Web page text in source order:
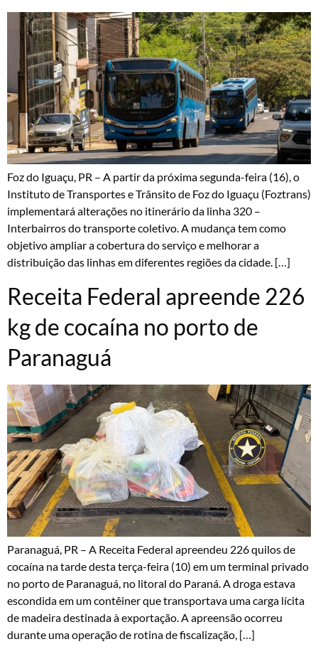
Foz do Iguaçu, PR – A partir da próxima segunda-feira (16), o
Instituto de Transportes e Trânsito de Foz do Iguaçu (Foztrans)
implementará alterações no itinerário da linha 320 –
Interbairros do transporte coletivo. A mudança tem como
objetivo ampliar a cobertura do serviço e melhorar a
distribuição das linhas em diferentes regiões da cidade. […]
Receita Federal apreende 226
kg de cocaína no porto de
Paranaguá
Paranaguá, PR – A Receita Federal apreendeu 226 quilos de
cocaína na tarde desta terça-feira (10) em um terminal privado
no porto de Paranaguá, no litoral do Paraná. A droga estava
escondida em um contêiner que transportava uma carga lícita
de madeira destinada à exportação. A apreensão ocorreu
durante uma operação de rotina de fiscalização, […]